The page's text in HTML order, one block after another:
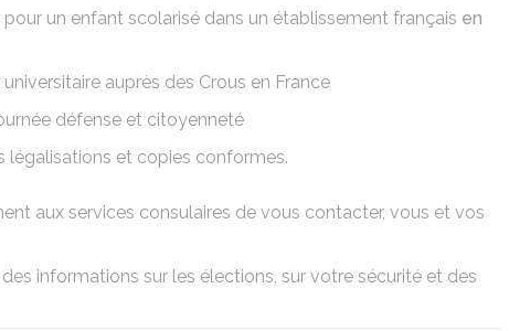
un enfant scolarisé dans un établissement français en
auprès des Crous en France
défense et citoyenneté
légalisations et copies conformes.
aux services consulaires de vous contacter, vous et vos
informations sur les élections, sur votre sécurité et des